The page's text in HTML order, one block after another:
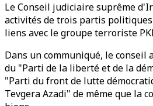
Le Conseil judiciaire suprême
activités de trois partis
liens avec le groupe terroriste
Dans un communiqué, le conseil
du "Parti de la liberté et de la
"Parti du front de lutte
Tevgera Azadi" de même que la